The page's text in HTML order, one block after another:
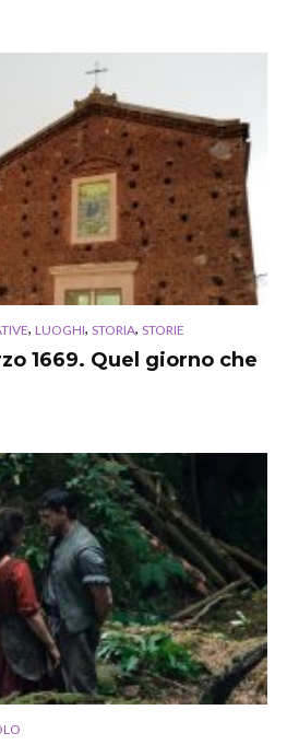
, LUOGHI, STORIA, STORIE
1669. Quel giorno che